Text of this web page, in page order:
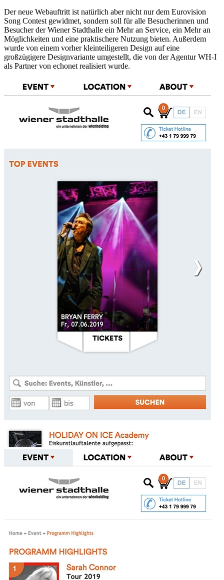
Der neue Webauftritt ist natürlich aber nicht nur dem Eurovision
Song Contest gewidmet, sondern soll für alle Besucherinnen und
Besucher der Wiener Stadthalle ein Mehr an Service, ein Mehr an
Möglichkeiten und eine praktischere Nutzung bieten. Außerdem
wurde von einem vorher kleinteiligeren Design auf eine
großzügigere Designvariante umgestellt, die von der Agentur WH-I
als Partner von echonet realisiert wurde.